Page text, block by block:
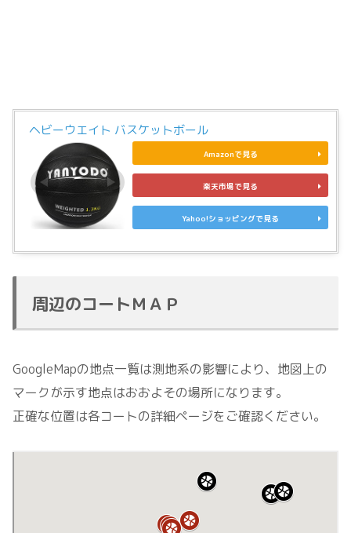
ヘビーウエイト バスケットボール
Amazonで見る
楽天市場で見る
Yahoo!ショッピングで見る
周辺のコートＭＡＰ
GoogleMapの地点一覧は測地系の影響により、地図上の
マークが示す地点はおおよその場所になります。
正確な位置は各コートの詳細ページをご確認ください。